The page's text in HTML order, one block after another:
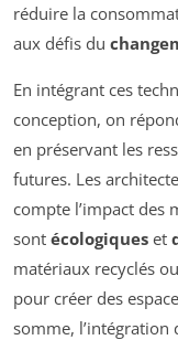
réduire la
aux défis du
En intégrant ces
conception, on
en préservant les
futures. Les
compte l’impact des
sont écologiques et
matériaux recyclés ou
pour créer des
somme, l’intégration